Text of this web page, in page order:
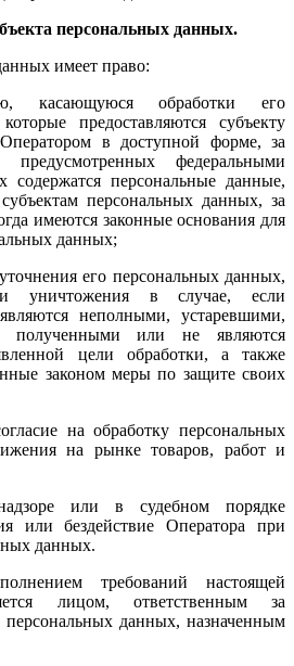
персональных данных.
имеет право:
касающуюся обработки его
предоставляются субъекту
в доступной форме, за
предусмотренных федеральными
персональные данные,
персональных данных, за
имеются законные основания для
данных;
его персональных данных,
уничтожения в случае, если
неполными, устаревшими,
полученными или не являются
цели обработки, а также
законом меры по защите своих
на обработку персональных
на рынке товаров, работ и
или в судебном порядке
или бездействие Оператора при
данных.
требований настоящей
лицом, ответственным за
персональных данных, назначенным